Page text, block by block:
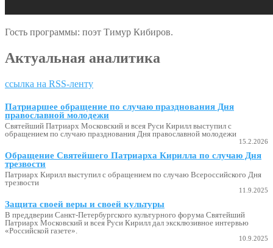
Гость программы: поэт Тимур Кибиров.
Актуальная аналитика
ссылка на RSS-ленту
Патриаршее обращение по случаю празднования Дня
православной молодежи
Святейший Патриарх Московский и всея Руси Кирилл выступил с
обращением по случаю празднования Дня православной молодежи
15.2.2026
Обращение Святейшего Патриарха Кирилла по случаю Дня
трезвости
Патриарх Кирилл выступил с обращением по случаю Всероссийского Дня
трезвости
11.9.2025
Защита своей веры и своей культуры
В преддверии Санкт-Петербургского культурного форума Святейший
Патриарх Московский и всея Руси Кирилл дал эксклюзивное интервью
«Российской газете».
10.9.2025